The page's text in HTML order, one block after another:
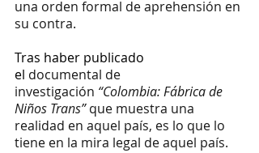
una orden formal de aprehensión en
su contra.
Tras haber publicado
el documental de
investigación “Colombia: Fábrica de
Niños Trans” que muestra una
realidad en aquel país, es lo que lo
tiene en la mira legal de aquel país.